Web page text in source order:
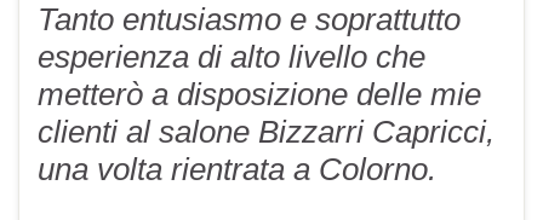
Tanto entusiasmo e soprattutto
esperienza di alto livello che
metterò a disposizione delle mie
clienti al salone Bizzarri Capricci,
una volta rientrata a Colorno.